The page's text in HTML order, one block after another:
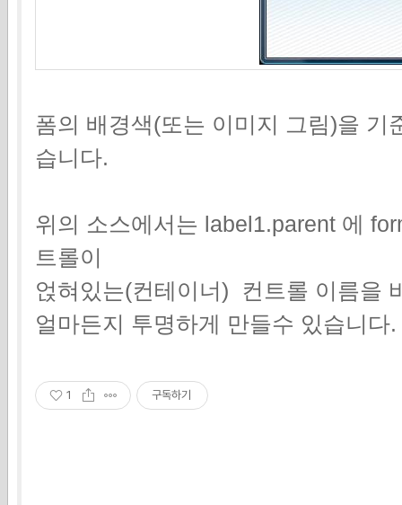
폼의 배경색(또는 이미지 그림)을
습니다.
위의 소스에서는 label1.parent 에
트롤이
얹혀있는(컨테이너) 컨트롤 이름을
얼마든지 투명하게 만들수 있습니다.
1 구독하기